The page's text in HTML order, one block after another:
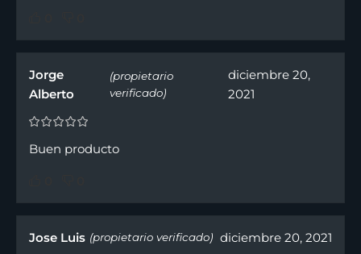
Jorge
Alberto
(propietario
verificado)
diciembre 20,
2021
Buen producto
Jose Luis (propietario verificado) diciembre 20, 2021